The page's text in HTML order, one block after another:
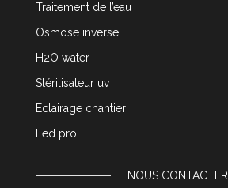
Traitement de l’eau
Osmose inverse
H2O water
Stérilisateur uv
Eclairage chantier
Led pro
NOUS CONTACTER